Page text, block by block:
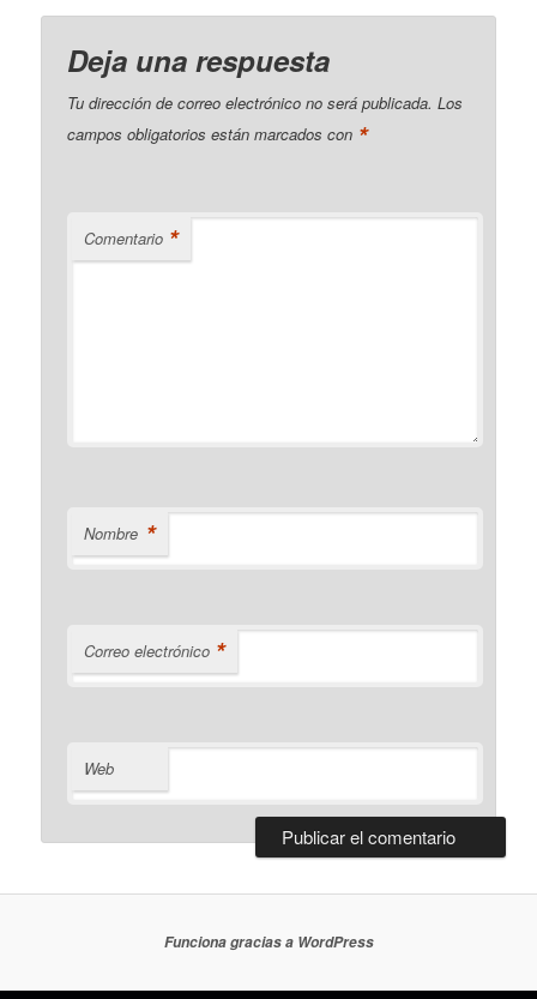
Deja una respuesta
Tu dirección de correo electrónico no será publicada. Los
campos obligatorios están marcados con *
Comentario *
Nombre *
Correo electrónico *
Web
Funciona gracias a WordPress